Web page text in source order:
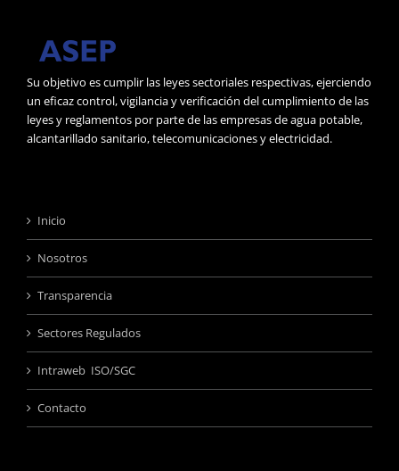
Su objetivo es cumplir las leyes sectoriales respectivas, ejerciendo
un eficaz control, vigilancia y verificación del cumplimiento de las
leyes y reglamentos por parte de las empresas de agua potable,
alcantarillado sanitario, telecomunicaciones y electricidad.
Inicio
Nosotros
Transparencia
Sectores Regulados
Intraweb ISO/SGC
Contacto